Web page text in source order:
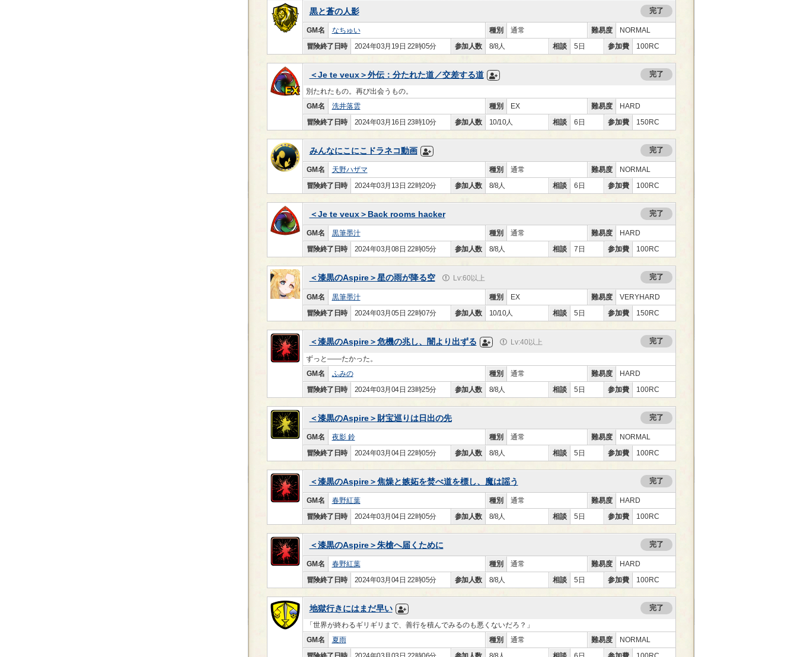
黒と蒼の人影 完了
GM名 なちゅい 種別 通常 難易度
NORMAL
冒険終了日時
2024年03月19日 22時05分 参加人数 8/8人 相談 5日 参加費 100RC
＜Je te veux＞外伝：分たれた道／交差する道 完了
別たれたもの。再び出会うもの。
GM名
洗井落雲 種別 EX 難易度
HARD
冒険終了日時
2024年03月16日 23時10分 参加人数 10/10人 相談 6日 参加費 150RC
みんなにこにこドラネコ動画 完了
GM名 天野ハザマ 種別 通常 難易度
NORMAL
冒険終了日時
2024年03月13日 22時20分 参加人数 8/8人 相談 6日 参加費 100RC
＜Je te veux＞Back rooms hacker 完了
GM名 黒筆墨汁 種別 通常 難易度
HARD
冒険終了日時
2024年03月08日 22時05分 参加人数 8/8人 相談 7日 参加費 100RC
＜漆黒のAspire＞星の雨が降る空 Lv:60以上 完了
GM名 黒筆墨汁 種別 EX 難易度
VERYHARD
冒険終了日時
2024年03月05日 22時07分 参加人数 10/10人 相談 5日 参加費 150RC
＜漆黒のAspire＞危機の兆し、闇より出ずる Lv:40以上 完了
ずっと――たかった。
GM名
ふみの 種別 通常 難易度
HARD
冒険終了日時
2024年03月04日 23時25分 参加人数 8/8人 相談 5日 参加費 100RC
＜漆黒のAspire＞財宝巡りは日出の先 完了
GM名 夜影 鈴 種別 通常 難易度
NORMAL
冒険終了日時
2024年03月04日 22時05分 参加人数 8/8人 相談 5日 参加費 100RC
＜漆黒のAspire＞焦燥と嫉妬を焚べ道を標し、魔は謡う 完了
GM名 春野紅葉 種別 通常 難易度
HARD
冒険終了日時
2024年03月04日 22時05分 参加人数 8/8人 相談 5日 参加費 100RC
＜漆黒のAspire＞朱槍へ届くために 完了
GM名 春野紅葉 種別 通常 難易度
HARD
冒険終了日時
2024年03月04日 22時05分 参加人数 8/8人 相談 5日 参加費 100RC
地獄行きにはまだ早い 完了
「世界が終わるギリギリまで、善行を積んでみるのも悪くないだろ？」
GM名
夏雨 種別 通常 難易度
NORMAL